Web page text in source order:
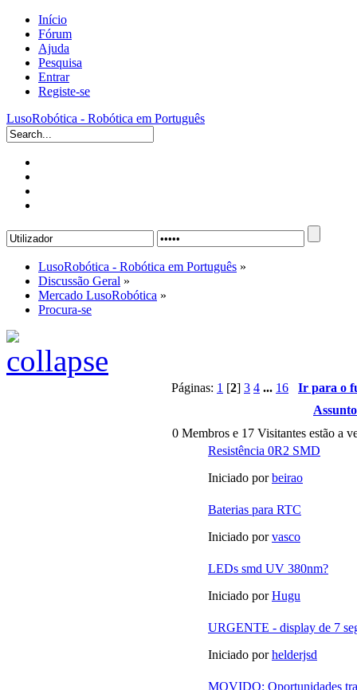
Início
Fórum
Ajuda
Pesquisa
Entrar
Registe-se
LusoRobótica - Robótica em Português
LusoRobótica - Robótica em Português »
Discussão Geral »
Mercado LusoRobótica »
Procura-se
Páginas: 1 [2] 3 4 ... 16
Ir para o
Assunto
0 Membros e 17 Visitantes estão a
Resistência 0R2 SMD
Iniciado porbeirao
Baterias para RTC
Iniciado porvasco
LEDs smd UV 380nm?
Iniciado porHugu
URGENTE - display de 7
Iniciado porhelderjsd
MOVIDO: Oportunidades